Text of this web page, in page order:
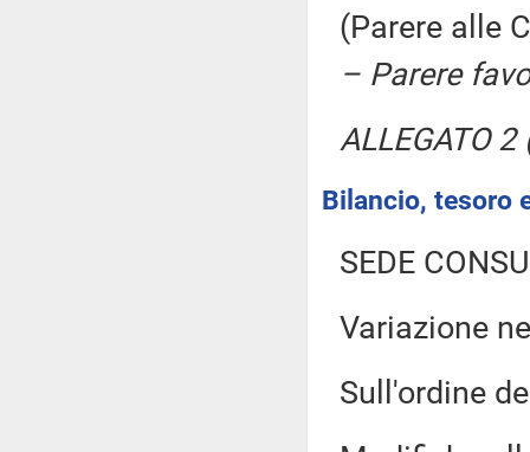
(Parere alle
– Parere
ALLEGATO
Bilancio, tesoro
SEDE
Variazione
Sull'ordine